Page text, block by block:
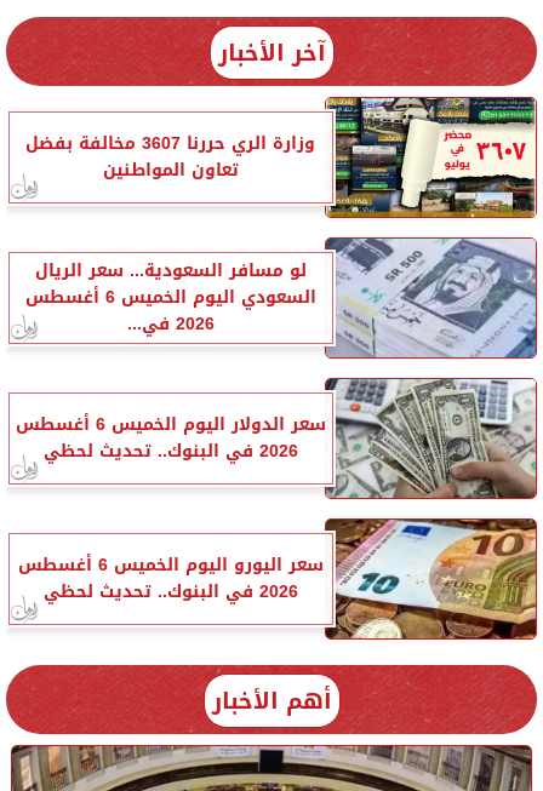
آخر الأخبار
وزارة الري حررنا 3607 مخالفة بفضل
تعاون المواطنين
لو مسافر السعودية... سعر الريال
السعودي اليوم الخميس 6 أغسطس
2026 في...
سعر الدولار اليوم الخميس 6 أغسطس
2026 في البنوك.. تحديث لحظي
سعر اليورو اليوم الخميس 6 أغسطس
2026 في البنوك.. تحديث لحظي
أهم الأخبار